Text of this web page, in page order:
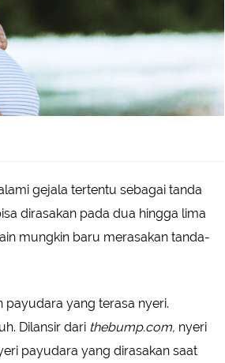
gejala tertentu sebagai tanda
dirasakan pada dua hingga lima
mungkin baru merasakan tanda-
yang terasa nyeri.
Dilansir dari thebump.com, nyeri
payudara yang dirasakan saat